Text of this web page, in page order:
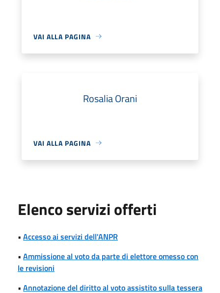
VAI ALLA PAGINA
Rosalia Orani
VAI ALLA PAGINA
Elenco servizi offerti
• Accesso ai servizi dell'ANPR
• Ammissione al voto da parte di elettore omesso con
le revisioni
• Annotazione del diritto al voto assistito sulla tessera